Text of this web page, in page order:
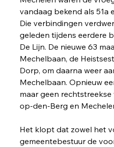
vandaag bekend als 51a
Die verbindingen
geleden tijdens eerdere
De Lijn. De nieuwe 63
Mechelbaan, de
Dorp, om daarna weer
Mechelbaan. Opnieuw
maar geen
op-den-Berg en
Het klopt dat zowel het
gemeentebestuur de